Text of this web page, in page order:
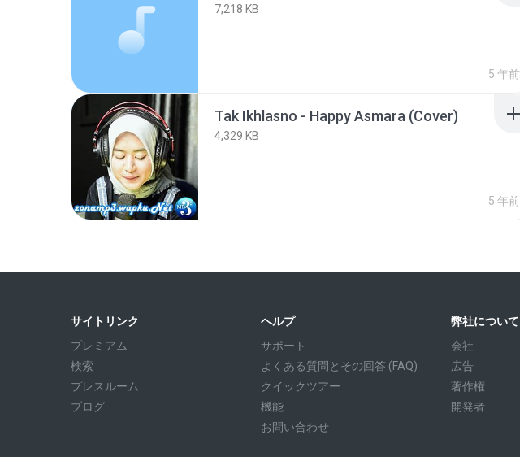
7,218 KB
5 年前
Tak Ikhlasno - Happy Asmara (Cover)
4,329 KB
5 年前
サイトリンク
プレミアム
検索
プレスルーム
ブログ
ヘルプ
サポート
よくある質問とその回答 (FAQ)
クイックツアー
機能
お問い合わせ
弊社について
会社
広告
著作権
開発者